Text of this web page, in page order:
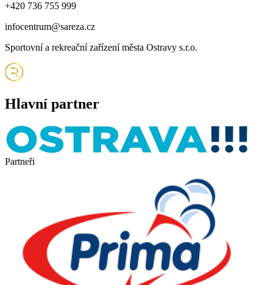
+420 736 755 999
infocentrum@sareza.cz
Sportovní a rekreační zařízení města Ostravy s.r.o.
Hlavní partner
Partneři